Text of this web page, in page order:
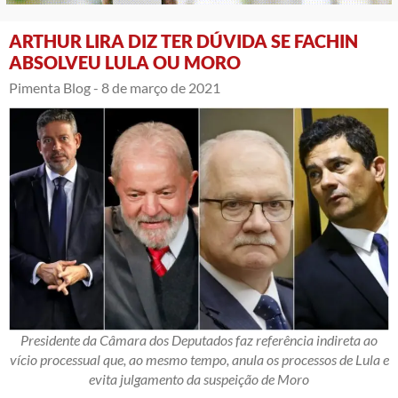
ARTHUR LIRA DIZ TER DÚVIDA SE FACHIN
ABSOLVEU LULA OU MORO
Pimenta Blog - 8 de março de 2021
Presidente da Câmara dos Deputados faz referência indireta ao
vício processual que, ao mesmo tempo, anula os processos de Lula e
evita julgamento da suspeição de Moro